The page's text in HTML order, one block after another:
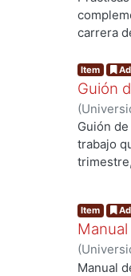
Romero
carrera
Item
Guión
(
Básicas
García,
Guión
trabajo
Item
(
Básicas
Manual